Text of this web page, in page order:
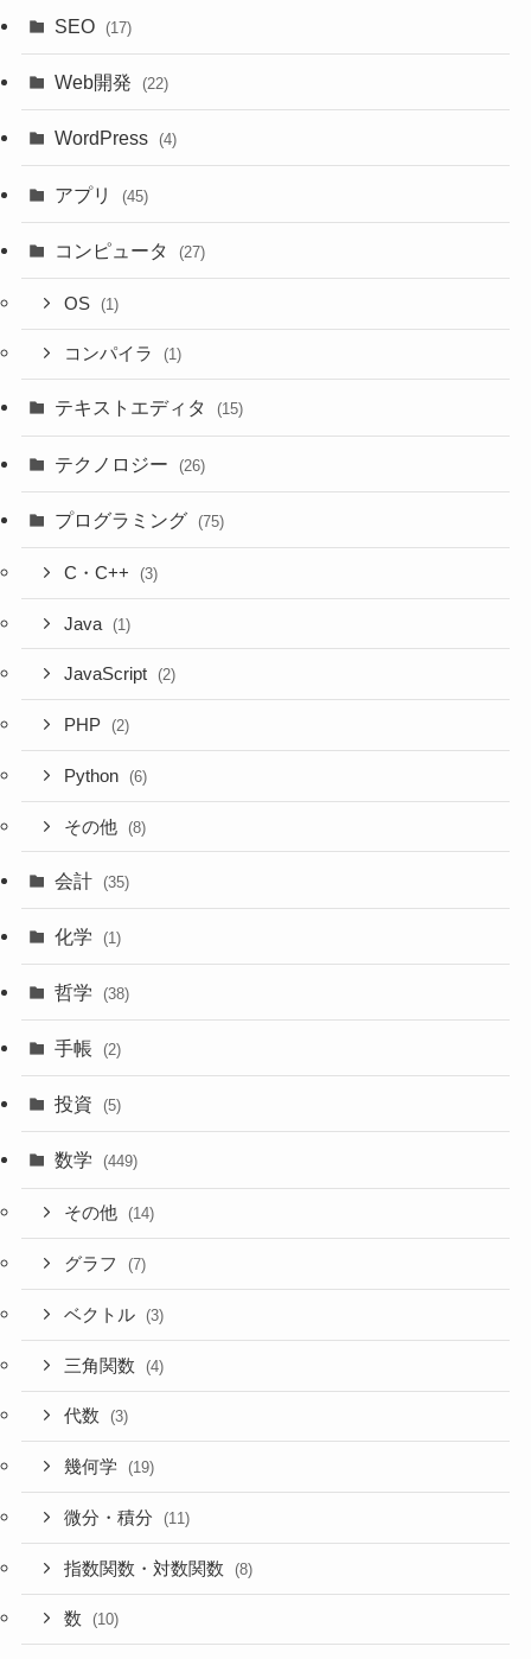
SEO (17)
Web開発 (22)
WordPress (4)
アプリ (45)
コンピュータ (27)
OS (1)
コンパイラ (1)
テキストエディタ (15)
テクノロジー (26)
プログラミング (75)
C・C++ (3)
Java (1)
JavaScript (2)
PHP (2)
Python (6)
その他 (8)
会計 (35)
化学 (1)
哲学 (38)
手帳 (2)
投資 (5)
数学 (449)
その他 (14)
グラフ (7)
ベクトル (3)
三角関数 (4)
代数 (3)
幾何学 (19)
微分・積分 (11)
指数関数・対数関数 (8)
数 (10)